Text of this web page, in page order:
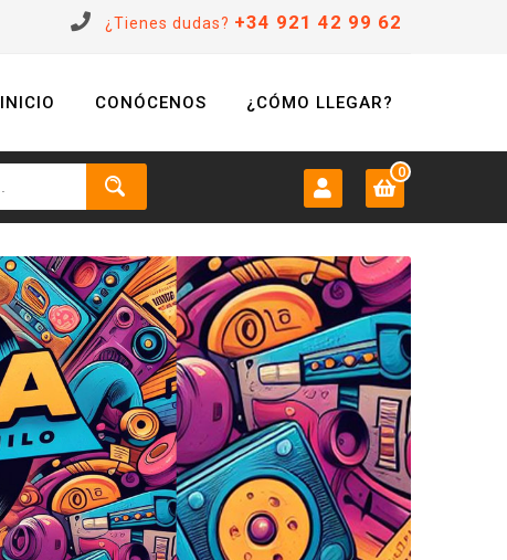
¿Tienes dudas? +34 921 42 99 62
INICIO CONÓCENOS ¿CÓMO LLEGAR?
MI CUENTA:
Login
Registrarse
0
0 €